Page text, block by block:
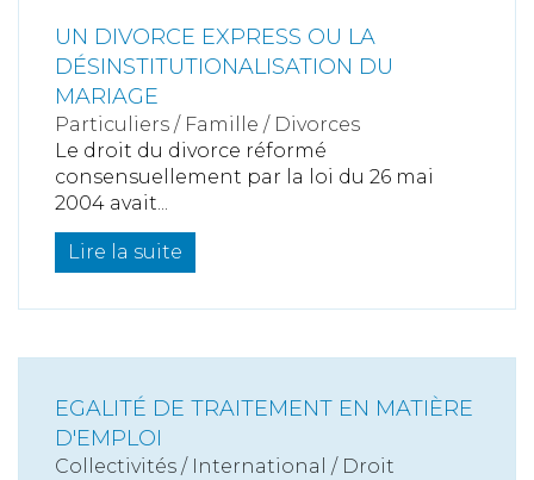
UN DIVORCE EXPRESS OU LA
DÉSINSTITUTIONALISATION DU
MARIAGE
Particuliers / Famille / Divorces
Le droit du divorce réformé
consensuellement par la loi du 26 mai
2004 avait...
Lire la suite
EGALITÉ DE TRAITEMENT EN MATIÈRE
D'EMPLOI
Collectivités / International / Droit